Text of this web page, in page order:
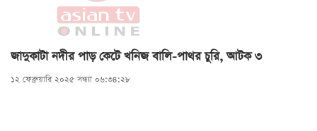
জাদুকাটা নদীর পাড় কেটে খনিজ বালি-পাথর চুরি, আটক ৩
১২ ফেব্রুয়ারি ২০২৫ সন্ধ্যা ০৬:৩৪:২৮